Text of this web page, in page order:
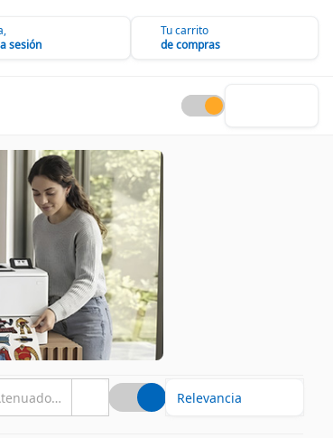
sesión
Tu carrito
de compras